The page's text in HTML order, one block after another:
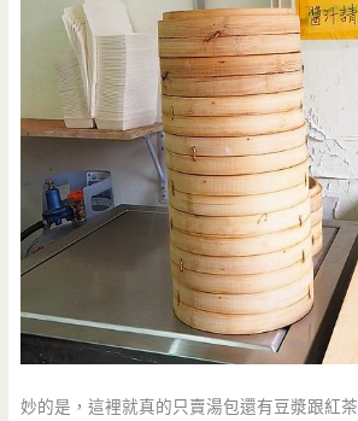
妙的是，這裡就真的只賣湯包還有豆漿跟紅茶